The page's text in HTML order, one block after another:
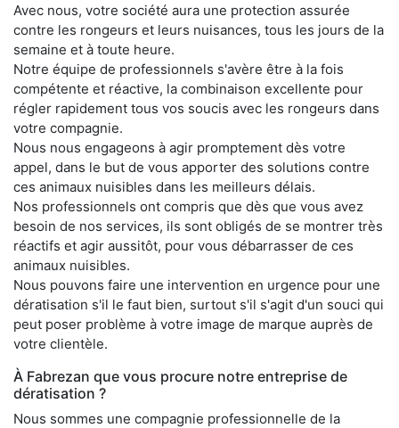
Avec nous, votre société aura une protection assurée
contre les rongeurs et leurs nuisances, tous les jours de la
semaine et à toute heure.
Notre équipe de professionnels s'avère être à la fois
compétente et réactive, la combinaison excellente pour
régler rapidement tous vos soucis avec les rongeurs dans
votre compagnie.
Nous nous engageons à agir promptement dès votre
appel, dans le but de vous apporter des solutions contre
ces animaux nuisibles dans les meilleurs délais.
Nos professionnels ont compris que dès que vous avez
besoin de nos services, ils sont obligés de se montrer très
réactifs et agir aussitôt, pour vous débarrasser de ces
animaux nuisibles.
Nous pouvons faire une intervention en urgence pour une
dératisation s'il le faut bien, surtout s'il s'agit d'un souci qui
peut poser problème à votre image de marque auprès de
votre clientèle.
À Fabrezan que vous procure notre entreprise de
dératisation ?
Nous sommes une compagnie professionnelle de la